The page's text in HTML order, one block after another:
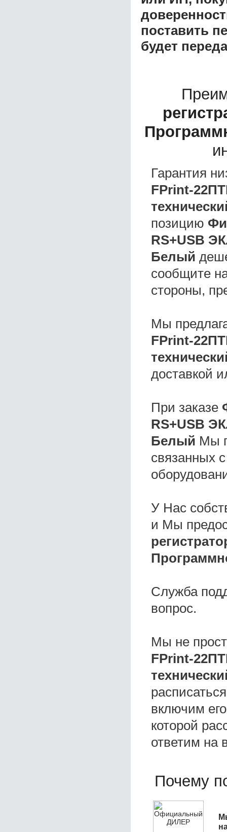
поставить
будет
Гарантия
FPrint-
позицию
RS+USB
Белый
сообщите
стороны,
Мы
FPrint-
доставкой
При заказе
RS+USB
Белый Мы
связанных
У Нас
и Мы
Служба
вопрос.
Мы не
FPrint-
включим
которой
ответим на
Почему